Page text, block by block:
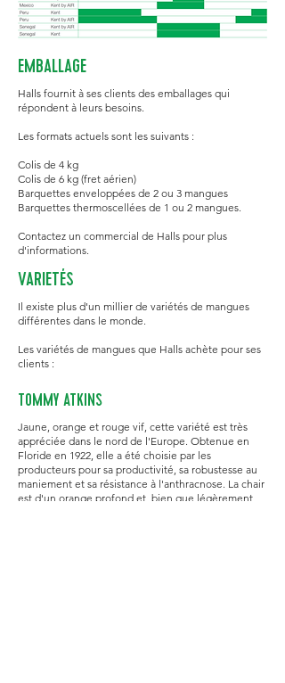
EMBALLAGE
Halls fournit à ses clients des emballages qui
répondent à leurs besoins.
Les formats actuels sont les suivants :
Colis de 4 kg
Colis de 6 kg (fret aérien)
Barquettes enveloppées de 2 ou 3 mangues
Barquettes thermoscellées de 1 ou 2 mangues.
Contactez un commercial de Halls pour plus
d'informations.
VARIETÉS
Il existe plus d'un millier de variétés de mangues
différentes dans le monde.
Les variétés de mangues que Halls achète pour ses
clients :
TOMMY ATKINS
Jaune, orange et rouge vif, cette variété est très
appréciée dans le nord de l'Europe. Obtenue en
Floride en 1922, elle a été choisie par les
producteurs pour sa productivité, sa robustesse au
maniement et sa résistance à l'anthracnose. La chair
est d'un orange profond et, bien que légèrement